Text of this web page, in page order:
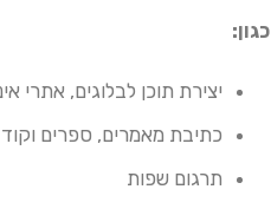
כגון:
יצירת תוכן לבלוגים, אתרי
כתיבת מאמרים, ספרים
תרגום שפות